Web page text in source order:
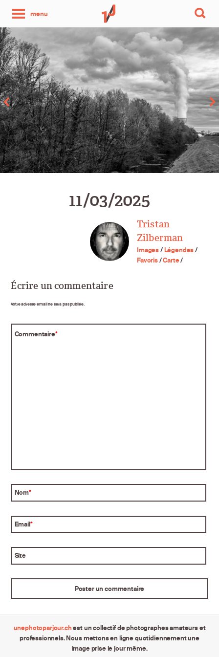
menu
photo
par
jour
11/03/2025
Tristan
Zilberman
Images/Légendes/
Favoris/Carte/
Écrire un commentaire
Votre adresse email ne sera pas publiée.
Commentaire*
Nom*
Email*
Site
unephotoparjour.chest un collectif de photographes amateurs et
professionnels. Nous mettons en ligne quotidiennement une
image prise le jour même.